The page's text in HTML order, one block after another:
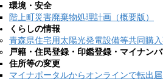
環境・安全
階上町災害廃棄物処理計画（概要版）
くらしの情報
青森県住宅用太陽光発電設備等共同購
戸籍・住民登録・印鑑登録・マイナン
住所等の変更
マイナポータルからオンラインで転出